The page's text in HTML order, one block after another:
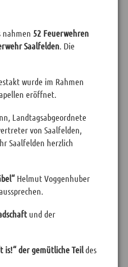
nahmen 52 Feuerwehren
Saalfelden. Die
wurde im Rahmen
eröffnet.
Landtagsabgeordnete
von Saalfelden,
Saalfelden herzlich
Helmut Voggenhuber
und der
is!“ der gemütliche Teildes